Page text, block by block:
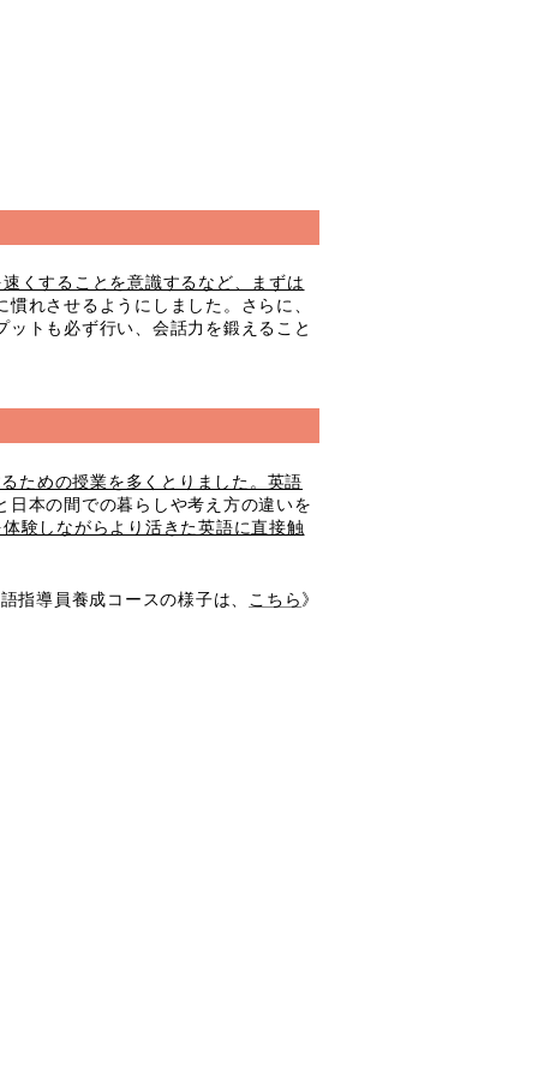
くすることを意識するなど、まずは
れさせるようにしました。さらに、
トも必ず行い、会話力を鍛えること
ための授業を多くとりました。英語
日本の間での暮らしや考え方の違いを
験しながらより活きた英語に直接触
指導員養成コースの様子は、 こちら》